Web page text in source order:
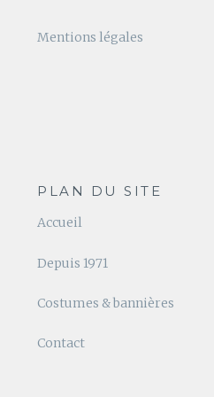
Mentions légales
PLAN DU SITE
Accueil
Depuis 1971
Costumes & bannières
Contact